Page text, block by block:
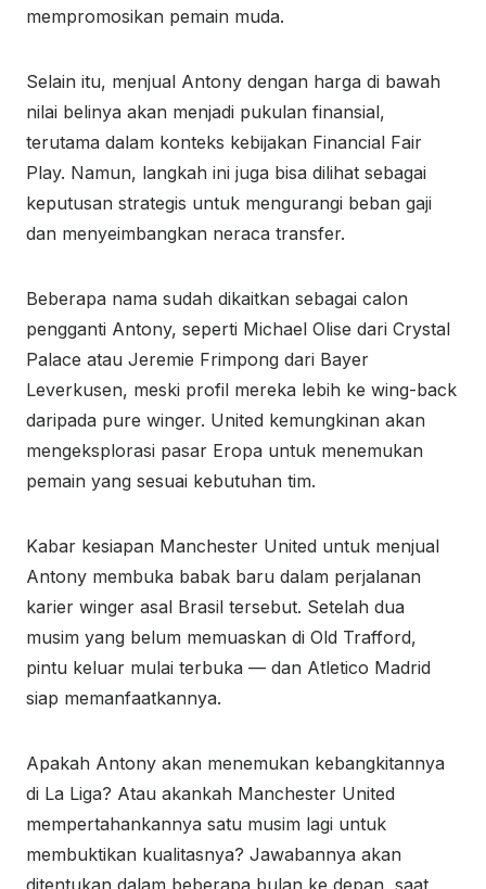
mempromosikan pemain muda.
Selain itu, menjual Antony dengan harga di bawah
nilai belinya akan menjadi pukulan finansial,
terutama dalam konteks kebijakan Financial Fair
Play. Namun, langkah ini juga bisa dilihat sebagai
keputusan strategis untuk mengurangi beban gaji
dan menyeimbangkan neraca transfer.
Beberapa nama sudah dikaitkan sebagai calon
pengganti Antony, seperti Michael Olise dari Crystal
Palace atau Jeremie Frimpong dari Bayer
Leverkusen, meski profil mereka lebih ke wing-back
daripada pure winger. United kemungkinan akan
mengeksplorasi pasar Eropa untuk menemukan
pemain yang sesuai kebutuhan tim.
Kabar kesiapan Manchester United untuk menjual
Antony membuka babak baru dalam perjalanan
karier winger asal Brasil tersebut. Setelah dua
musim yang belum memuaskan di Old Trafford,
pintu keluar mulai terbuka — dan Atletico Madrid
siap memanfaatkannya.
Apakah Antony akan menemukan kebangkitannya
di La Liga? Atau akankah Manchester United
mempertahankannya satu musim lagi untuk
membuktikan kualitasnya? Jawabannya akan
ditentukan dalam beberapa bulan ke depan, saat